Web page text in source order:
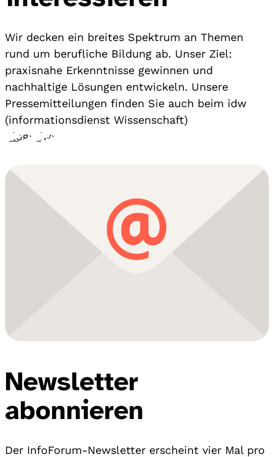
Wir decken ein breites Spektrum an Themen
rund um berufliche Bildung ab. Unser Ziel:
praxisnahe Erkenntnisse gewinnen und
nachhaltige Lösungen entwickeln. Unsere
Pressemitteilungen finden Sie auch beim idw
(informationsdienst Wissenschaft)
Blog› idw›
Newsletter
abonnieren
Der InfoForum-Newsletter erscheint vier Mal pro